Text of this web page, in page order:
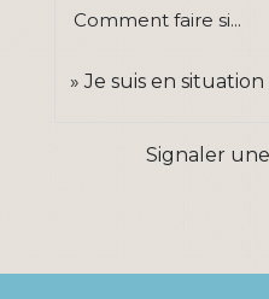
Comment faire si...
Je suis en
Signaler